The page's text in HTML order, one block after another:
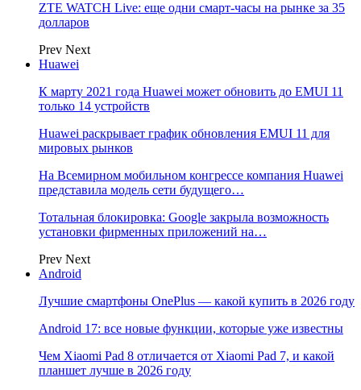
ZTE WATCH Live: еще одни смарт-часы на рынке за 35
долларов
Prev Next
Huawei
К марту 2021 года Huawei может обновить до EMUI 11
только 14 устройств
Huawei раскрывает график обновления EMUI 11 для
мировых рынков
На Всемирном мобильном конгрессе компания Huawei
представила модель сети будущего…
Тотальная блокировка: Google закрыла возможность
установки фирменных приложений на…
Prev Next
Android
Лучшие смартфоны OnePlus — какой купить в 2026 году
Android 17: все новые функции, которые уже известны
Чем Xiaomi Pad 8 отличается от Xiaomi Pad 7, и какой
планшет лучше в 2026 году